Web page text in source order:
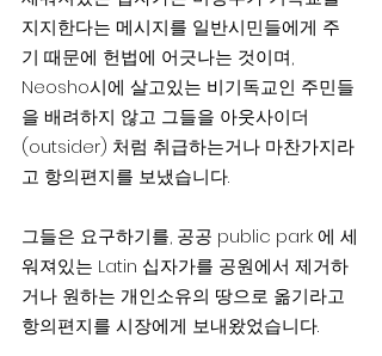
지지한다는 메시지를 일반시민들에게 주
기 때문에 헌법에 어긋나는 것이며,
Neosho시에 살고있는 비기독교인 주민들
을 배려하지 않고 그들을 아웃사이더
(outsider) 처럼 취급하는거나 마찬가지라
고 항의편지를 보냈습니다.
그들은 요구하기를, 공공 public park 에 세
워져있는 Latin 십자가를 공원에서 제거하
거나 원하는 개인소유의 땅으로 옮기라고
항의편지를 시장에게 보내왔었습니다.